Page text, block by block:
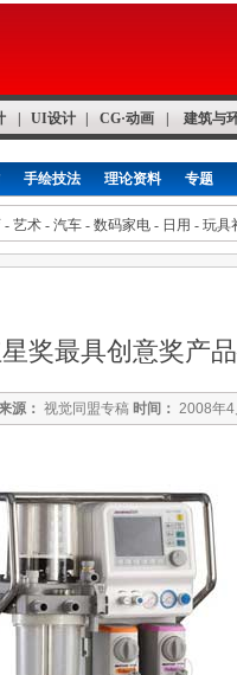
UI设计 CG·动画 建筑与
手绘技法 理论资料 专题
- 艺术 - 汽车 - 数码家电 - 日用 - 玩具
星奖最具创意奖产
源： 视觉同盟专稿 时间： 2008年